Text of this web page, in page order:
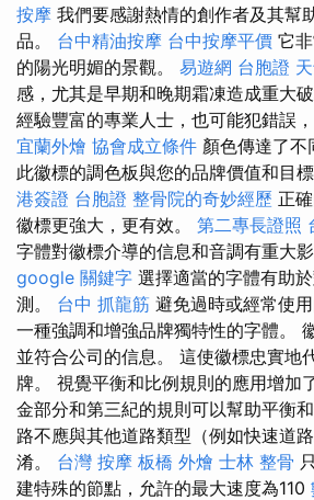
按摩 我們要感謝熱情的創作者及其幫
品。 台中精油按摩 台中按摩平價 它
的陽光明媚的景觀。 易遊網 台胞證
感，尤其是早期和晚期霜凍造成重大
經驗豐富的專業人士，也可能犯錯誤，
宜蘭外燴 協會成立條件 顏色傳達了不
此徽標的調色板與您的品牌價值和目
港簽證 台胞證 整骨院的奇妙經歷 正
徽標更強大，更有效。 第二專長證照
字體對徽標介導的信息和音調有重大影
google 關鍵字 選擇適當的字體有助
測。 台中 抓龍筋 避免過時或經常使
一種強調和增強品牌獨特性的字體。
並符合公司的信息。 這使徽標忠實地
牌。 視覺平衡和比例規則的應用增加
金部分和第三紀的規則可以幫助平衡
路不應與其他道路類型（例如快速道
淆。 台灣 按摩 板橋 外燴 士林 整骨
建特殊的節點，允許的最大速度為110